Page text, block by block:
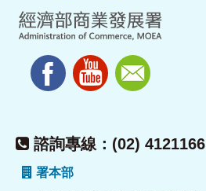
諮詢專線：(02) 4121166
署本部